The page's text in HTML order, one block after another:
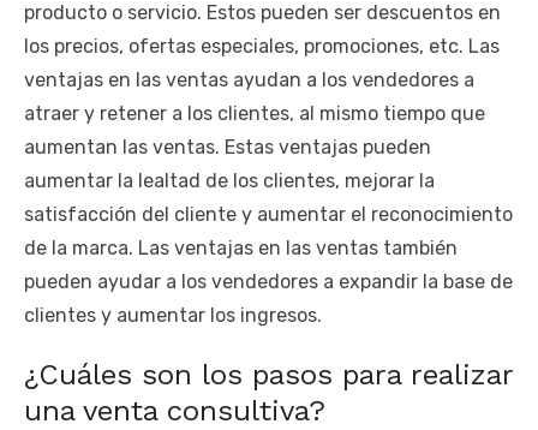
producto o servicio. Estos pueden ser descuentos en
los precios, ofertas especiales, promociones, etc. Las
ventajas en las ventas ayudan a los vendedores a
atraer y retener a los clientes, al mismo tiempo que
aumentan las ventas. Estas ventajas pueden
aumentar la lealtad de los clientes, mejorar la
satisfacción del cliente y aumentar el reconocimiento
de la marca. Las ventajas en las ventas también
pueden ayudar a los vendedores a expandir la base de
clientes y aumentar los ingresos.
¿Cuáles son los pasos para realizar
una venta consultiva?